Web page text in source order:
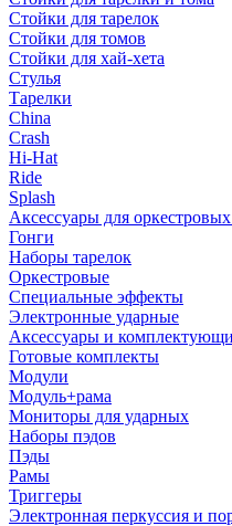
Стойки для тарелок
Стойки для томов
Стойки для хай-хета
Стулья
Тарелки
China
Crash
Hi-Hat
Ride
Splash
Аксессуары для
Гонги
Наборы тарелок
Оркестровые
Специальные эффекты
Электронные ударные
Аксессуары и
Готовые комплекты
Модули
Модуль+рама
Мониторы для ударных
Наборы пэдов
Пэды
Рамы
Триггеры
Электронная перкуссия и